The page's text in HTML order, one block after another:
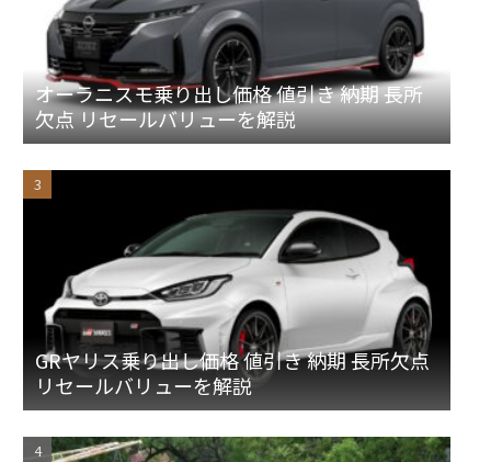
オーラニスモ乗り出し価格 値引き 納期 長所
欠点 リセールバリューを解説
GRヤリス乗り出し価格 値引き 納期 長所欠点
リセールバリューを解説